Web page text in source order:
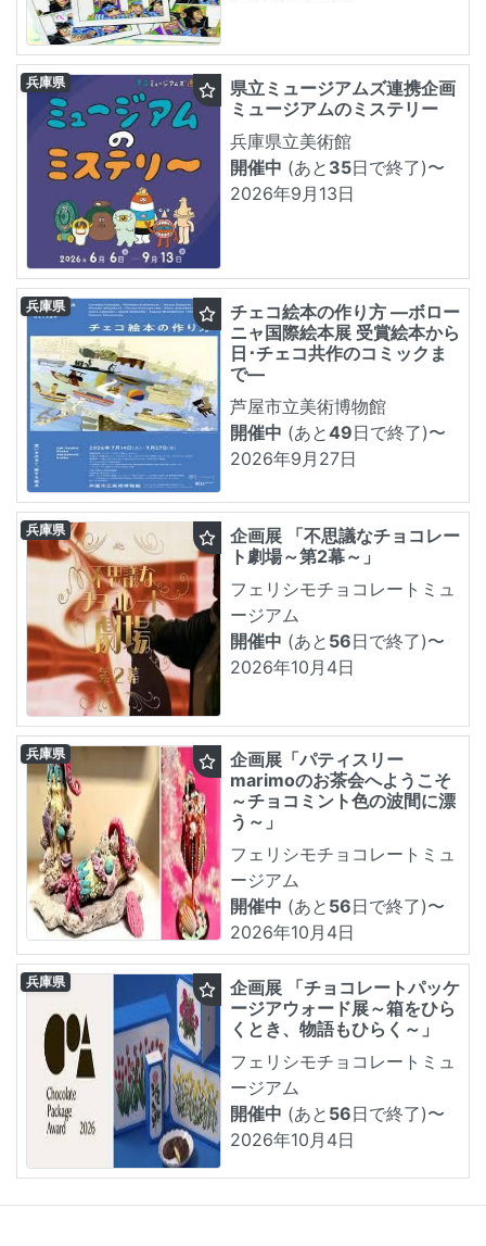
県立ミュージアムズ連携企画
ミュージアムのミステリー
兵庫県立美術館
開催中 (あと 35日で終了)〜
2026年9月13日
兵庫県
チェコ絵本の作り方 ―ボロー
ニャ国際絵本展 受賞絵本から
日･チェコ共作のコミックま
で―
芦屋市立美術博物館
開催中 (あと49日で終了)〜
2026年9月27日
兵庫県
企画展 「不思議なチョコレー
ト劇場～第2幕～」
フェリシモチョコレートミュ
ージアム
開催中 (あと 56日で終了)〜
2026年10月4日
兵庫県
企画展「パティスリー
marimoのお茶会へようこそ
～チョコミント色の波間に漂
う～」
フェリシモチョコレートミュ
ージアム
開催中 (あと 56日で終了)〜
2026年10月4日
兵庫県
企画展 「チョコレートパッケ
ージアウォード展～箱をひら
くとき、物語もひらく～」
フェリシモチョコレートミュ
ージアム
開催中 (あと 56日で終了)〜
2026年10月4日
兵庫県